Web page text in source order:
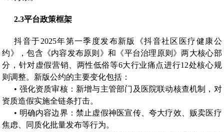
2.3平台政策框架
抖音于2025年第一季度发布新版《抖音社区医疗健康公
约》，包含《内容发布原则》和《平台治理原则》两大核心部
分，针对虚假营销、两性低俗等6大行业痛点进行12处核心规
则调整。新版公约的主要变化包括：
• 强化资质审核：新增与主管部门及医院联动核查机制，对
资质造假实施全链条打击。
• 明确内容边界：禁止虚假神医宣传、夸大疗效、贩卖医疗
焦虑、同质化批量发布等行为。